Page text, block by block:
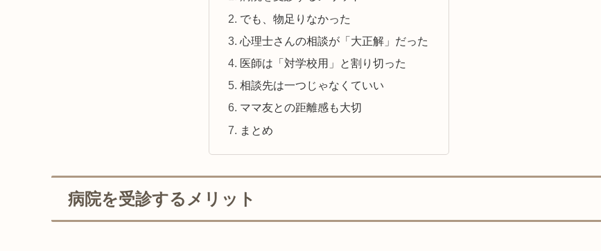
でも、物足りなかった
心理士さんの相談が「大正解」だった
医師は「対学校用」と割り切った
相談先は一つじゃなくていい
ママ友との距離感も大切
まとめ
病院を受診するメリット